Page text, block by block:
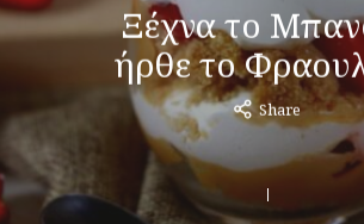
Ξέχνα το
ήρθε το
Share